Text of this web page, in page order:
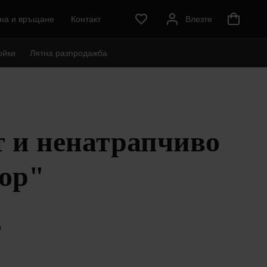
и връщане Контакт Влезте
Лятна разпродажба
и ненатрапчиво